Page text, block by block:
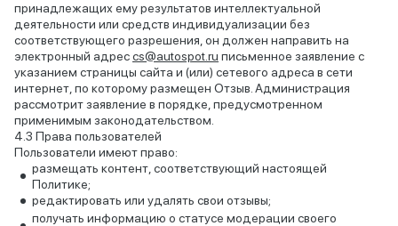
принадлежащих ему результатов интеллектуальной
деятельности или средств индивидуализации без
соответствующего разрешения, он должен направить на
электронный адресcs@autospot.ru письменное заявление с
указанием страницы сайта и (или) сетевого адреса в сети
интернет, по которому размещен Отзыв. Администрация
рассмотрит заявление в порядке, предусмотренном
применимым законодательством.
Права пользователей
Пользователи имеют право:
размещать контент, соответствующий настоящей
Политике;
редактировать или удалять свои отзывы;
получать информацию о статусе модерации своего